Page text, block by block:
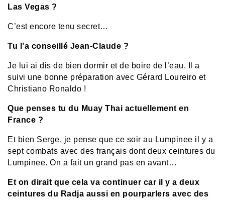
Las Vegas ?
C’est encore tenu secret…
Tu l’a conseillé Jean-Claude ?
Je lui ai dis de bien dormir et de boire de l’eau. Il a
suivi une bonne préparation avec Gérard Loureiro et
Christiano Ronaldo !
Que penses tu du Muay Thai actuellement en
France ?
Et bien Serge, je pense que ce soir au Lumpinee il y a
sept combats avec des français dont deux ceintures du
Lumpinee. On a fait un grand pas en avant…
Et on dirait que cela va continuer car il y a deux
ceintures du Radja aussi en pourparlers avec des